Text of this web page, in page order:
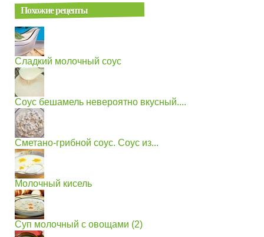
Похожие рецепты
Сладкий молочный соус
Соус бешамель невероятно вкусный....
Сметано-грибной соус. Соус из...
Молочный кисель
Суп молочный с овощами (2)